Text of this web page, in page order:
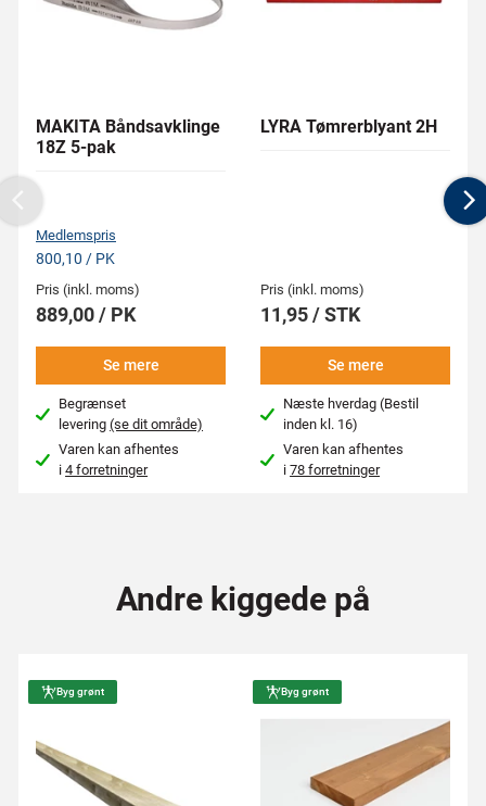
MAKITA Båndsavklinge
18Z 5-pak
Medlemspris
800,10 / PK
Pris (inkl. moms)
889,00 / PK
Se mere
Begrænset
levering(se dit område)
Varen kan afhentes
i4 forretninger
LYRA Tømrerblyant 2H
Pris (inkl. moms)
11,95 / STK
Se mere
Næste hverdag (Bestil
inden kl. 16)
Varen kan afhentes
i78 forretninger
Previous
Andre kiggede på
Byg grønt Byg grønt